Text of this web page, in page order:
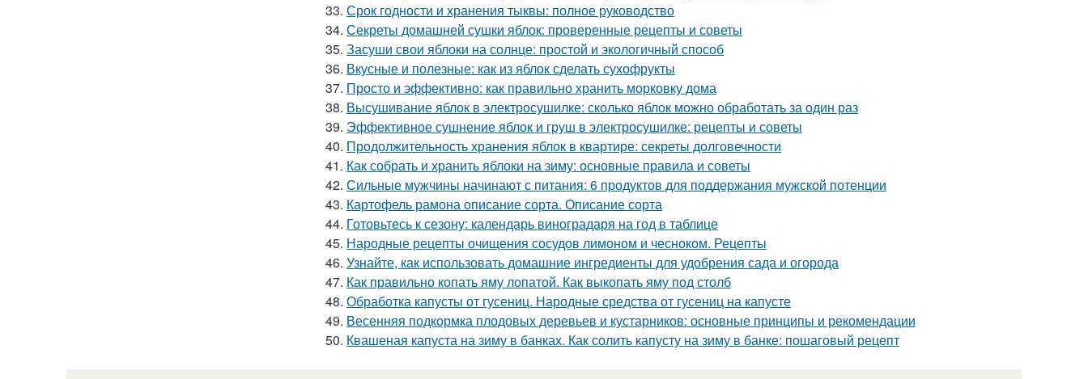
33. Срок годности и хранения тыквы: полное руководство
34. Секреты домашней сушки яблок: проверенные рецепты и советы
35. Засуши свои яблоки на солнце: простой и экологичный способ
36. Вкусные и полезные: как из яблок сделать сухофрукты
37. Просто и эффективно: как правильно хранить морковку дома
38. Высушивание яблок в электросушилке: сколько яблок можно обработать за один раз
39. Эффективное сушнение яблок и груш в электросушилке: рецепты и советы
40. Продолжительность хранения яблок в квартире: секреты долговечности
41. Как собрать и хранить яблоки на зиму: основные правила и советы
42. Сильные мужчины начинают с питания: 6 продуктов для поддержания мужской потенции
43. Картофель рамона описание сорта. Описание сорта
44. Готовьтесь к сезону: календарь виноградаря на год в таблице
45. Народные рецепты очищения сосудов лимоном и чесноком. Рецепты
46. Узнайте, как использовать домашние ингредиенты для удобрения сада и огорода
47. Как правильно копать яму лопатой. Как выкопать яму под столб
48. Обработка капусты от гусениц. Народные средства от гусениц на капусте
49. Весенняя подкормка плодовых деревьев и кустарников: основные принципы и рекомендации
50. Квашеная капуста на зиму в банках. Как солить капусту на зиму в банке: пошаговый рецепт